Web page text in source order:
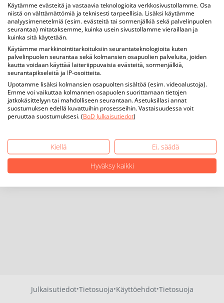
Julkaisutiedot·Tietosuoja·Käyttöehdot·Tietosuoja
Käytämme evästeitä ja vastaavia teknologioita verkkosivustollamme. Osa
niistä on välttämättömiä ja teknisesti tarpeellisia. Lisäksi käytämme
analyysimenetelmiä (esim. evästeitä tai sormenjälkiä sekä palvelinpuolen
seurantaa) mitataksemme, kuinka usein sivustollamme vieraillaan ja
kuinka sitä käytetään.
Käytämme markkinointitarkoituksiin seurantateknologioita kuten
palvelinpuolen seurantaa sekä kolmansien osapuolien palveluita, joiden
kautta voidaan käyttää laiteriippuvaisia evästeitä, sormenjälkiä,
seurantapikseleitä ja IP-osoitteita.
Upotamme lisäksi kolmansien osapuolten sisältöä (esim. videoalustoja).
Emme voi vaikuttaa kolmannen osapuolen suorittamaan tietojen
jatkokäsittelyyn tai mahdolliseen seurantaan. Asetuksillasi annat
suostumuksen edellä kuvattuihin prosesseihin. Vastaisuudessa voit
peruuttaa suostumuksesi. (BoD Julkaisutiedot)
Kiellä
Ei, säädä
Hyväksy kaikki